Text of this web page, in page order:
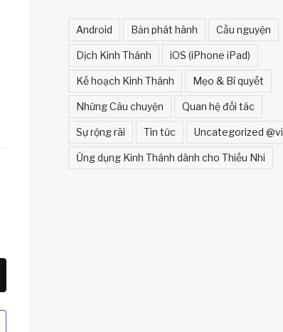
Android Bản phát hành Cầu nguyện
Dịch Kinh Thánh iOS (iPhone iPad)
Kế hoạch Kinh Thánh Mẹo & Bí quyết
Những Câu chuyện Quan hệ đối tác
Sự rộng rãi Tin tức Uncategorized @vi
Ứng dụng Kinh Thánh dành cho Thiếu Nhi